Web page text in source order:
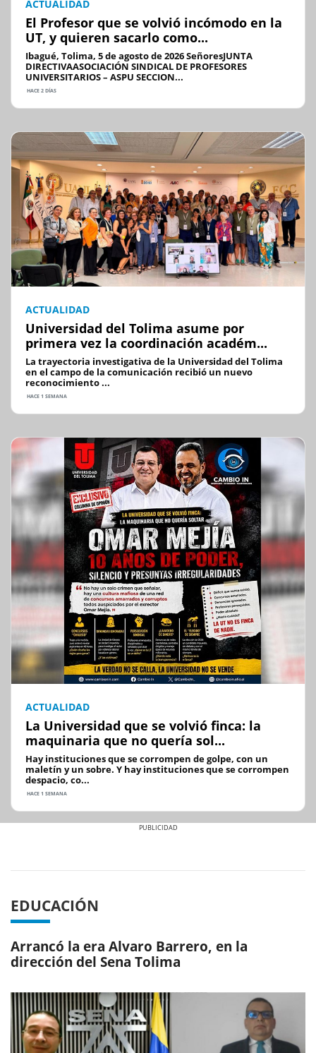
ACTUALIDAD
El Profesor que se volvió incómodo en la
UT, y quieren sacarlo como...
Ibagué, Tolima, 5 de agosto de 2026 SeñoresJUNTA
DIRECTIVAASOCIACIÓN SINDICAL DE PROFESORES
UNIVERSITARIOS – ASPU SECCION...
HACE 2 DÍAS
ACTUALIDAD
Universidad del Tolima asume por
primera vez la coordinación académ...
La trayectoria investigativa de la Universidad del Tolima
en el campo de la comunicación recibió un nuevo
reconocimiento ...
HACE 1 SEMANA
ACTUALIDAD
La Universidad que se volvió finca: la
maquinaria que no quería sol...
Hay instituciones que se corrompen de golpe, con un
maletín y un sobre. Y hay instituciones que se corrompen
despacio, co...
HACE 1 SEMANA
EDUCACIÓN
Arrancó la era Alvaro Barrero, en la
dirección del Sena Tolima